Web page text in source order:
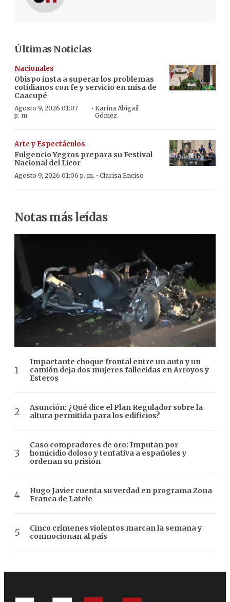
Últimas Noticias
Nacionales
Obispo insta a superar los problemas
cotidianos con fe y servicio en misa de
Caacupé
Agosto 9, 2026 01:07
p. m.
·Karina Abigail
Gómez
Arte y Espectáculos
Fulgencio Yegros prepara su Festival
Nacional del Licor
Agosto 9, 2026 01:06 p. m. · Clarisa Enciso
Notas más leídas
Impactante choque frontal entre un auto y un
camión deja dos mujeres fallecidas en Arroyos y
Esteros
Asunción: ¿Qué dice el Plan Regulador sobre la
altura permitida para los edificios?
Caso compradores de oro: Imputan por
homicidio doloso y tentativa a españoles y
ordenan su prisión
Hugo Javier cuenta su verdad en programa Zona
Franca de Latele
Cinco crímenes violentos marcan la semana y
conmocionan al país